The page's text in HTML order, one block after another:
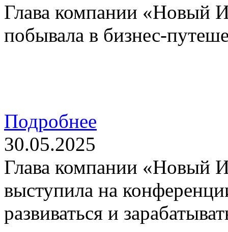
Глава компании «Новый
побывала в бизнес-
Подробнее
30.05.2025
Глава компании «Новый
выступила на
развиваться и